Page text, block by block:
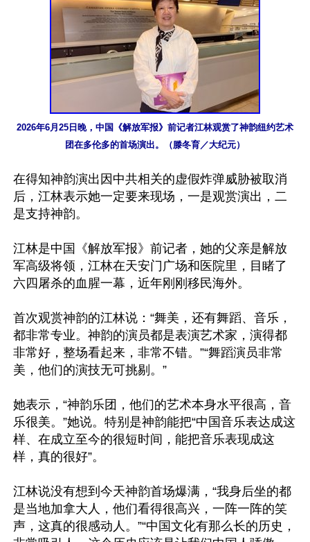
2026年6月25日晚，中国《解放军报》前记者江林观赏了神韵纽约艺术
团在多伦多的首场演出。（滕冬育／大纪元）
在得知神韵演出因中共相关的虚假炸弹威胁被取消
后，江林表示她一定要来现场，一是观赏演出，二
是支持神韵。
江林是中国《解放军报》前记者，她的父亲是解放
军高级将领，江林在天安门广场和医院里，目睹了
六四屠杀的血腥一幕，近年刚刚移民海外。
首次观赏神韵的江林说：“舞美，还有舞蹈、音乐，
都非常专业。神韵的演员都是表演艺术家，演得都
非常好，整场看起来，非常不错。”“舞蹈演员非常
美，他们的演技无可挑剔。”
她表示，“神韵乐团，他们的艺术本身水平很高，音
乐很美。”她说。特别是神韵能把“中国音乐表达成这
样、在成立至今的很短时间，能把音乐表现成这
样，真的很好”。
江林说没有想到今天神韵首场爆满，“我身后坐的都
是当地加拿大人，他们看得很高兴，一阵一阵的笑
声，这真的很感动人。”“中国文化有那么长的历史，